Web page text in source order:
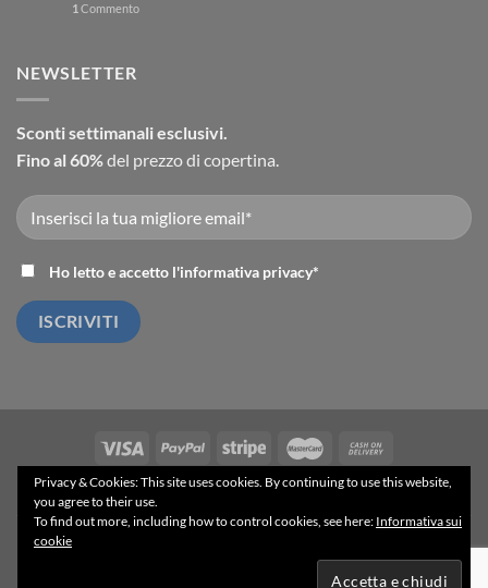
1 Commento
NEWSLETTER
Sconti settimanali esclusivi.
Fino al 60%del prezzo di copertina.
Ho letto e accetto l'informativa privacy*
ACCESSO INGROSSO BLOG
PRIVACY POLICY
Powered by - 2025 ©
Privacy & Cookies: This site uses cookies. By continuing to use this website,
you agree to their use.
To find out more, including how to control cookies, see here: Informativa sui
cookie